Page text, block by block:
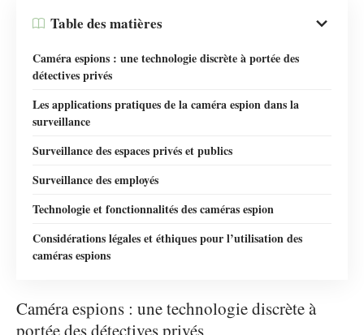
Table des matières
Caméra espions : une technologie discrète à portée des
détectives privés
Les applications pratiques de la caméra espion dans la
surveillance
Surveillance des espaces privés et publics
Surveillance des employés
Technologie et fonctionnalités des caméras espion
Considérations légales et éthiques pour l’utilisation des
caméras espions
Caméra espions : une technologie discrète à
portée des détectives privés